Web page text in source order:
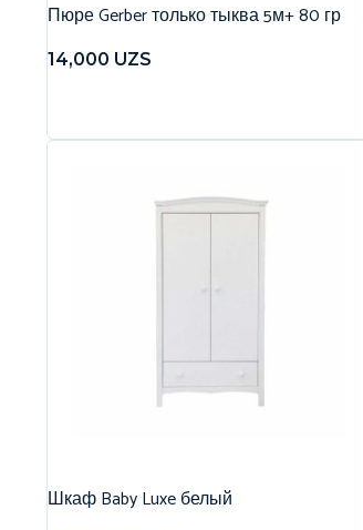
Пюре Gerber только тыква 5м+ 80 гр
14,000 UZS
Шкаф Baby Luxe белый